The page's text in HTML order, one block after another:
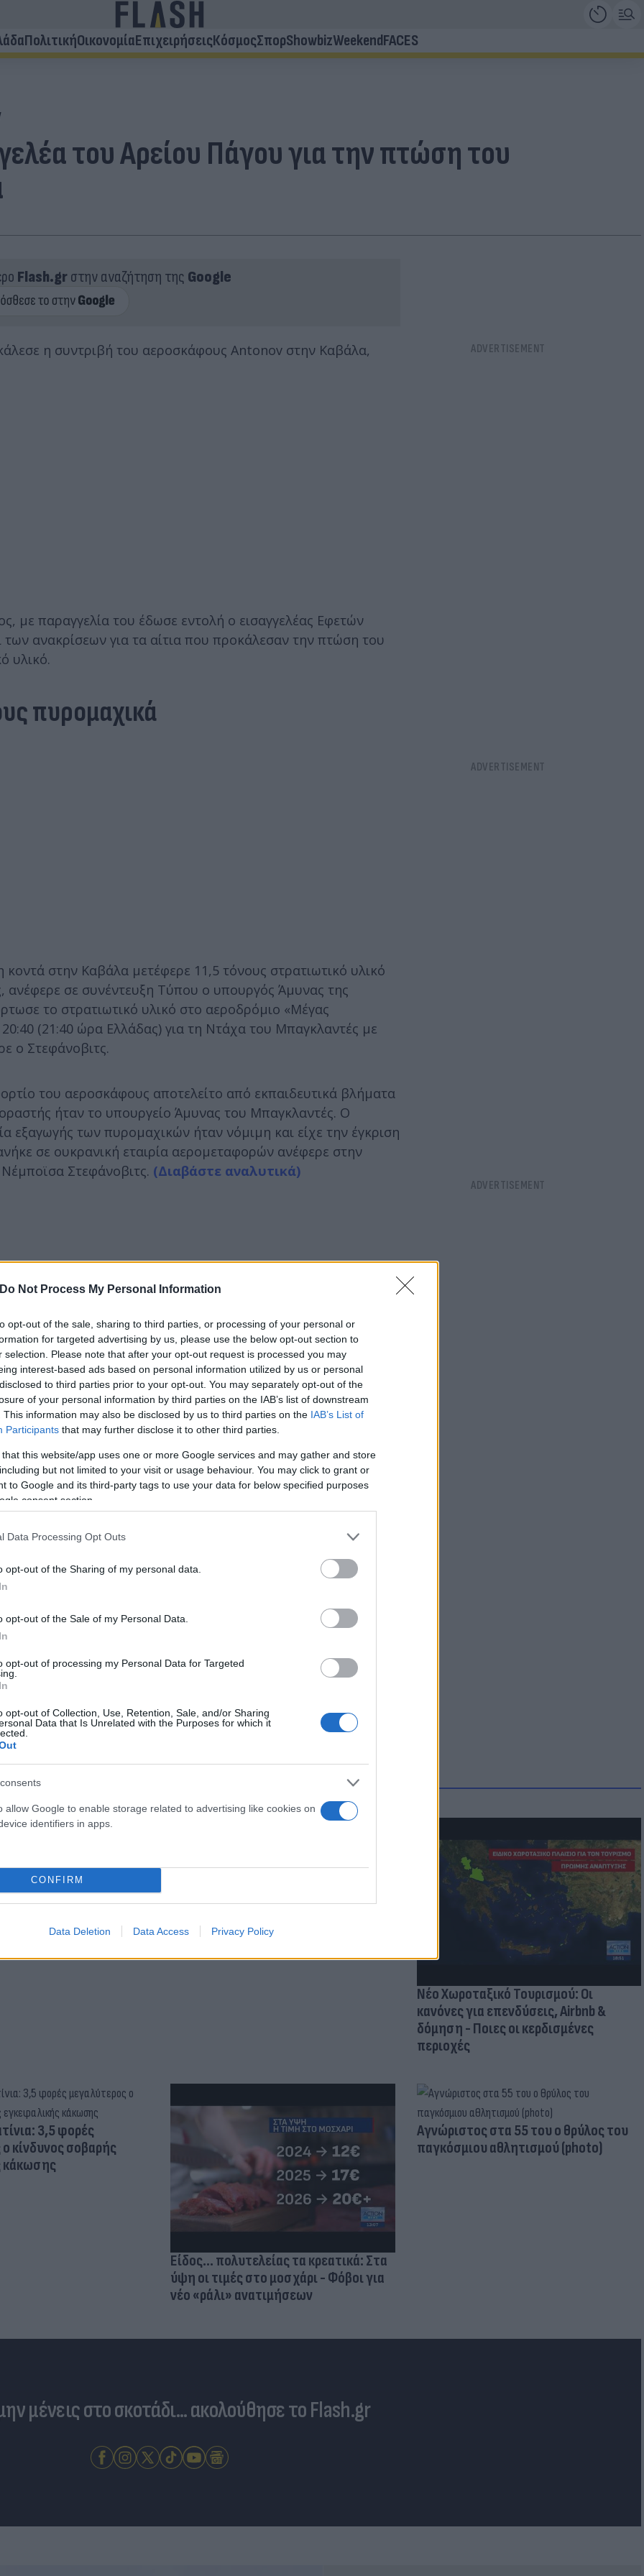
Do Not Process My Personal Information
opt-out of the sale, sharing to third parties, or processing of your personal or
for targeted advertising by us, please use the below opt-out section to
selection. Please note that after your opt-out request is processed you may
interest-based ads based on personal information utilized by us or personal
to third parties prior to your opt-out. You may separately opt-out of the
of your personal information by third parties on the IAB’s list of downstream
This information may also be disclosed by us to third parties on the IAB’s List of
Participants that may further disclose it to other third parties.
that this website/app uses one or more Google services and may gather and store
but not limited to your visit or usage behaviour. You may click to grant or
to Google and its third-party tags to use your data for below specified purposes
consent section.
Data Processing Opt Outs
opt-out of the Sharing of my personal data.
opt-out of the Sale of my Personal Data.
opt-out of processing my Personal Data for Targeted
opt-out of Collection, Use, Retention, Sale, and/or Sharing
Data that Is Unrelated with the Purposes for which it
allow Google to enable storage related to advertising like cookies on
identifiers in apps.
CONFIRM
Data Deletion Data Access Privacy Policy
ΠολιτικήΟικονομίαΕπιχειρήσειςΚόσμοςΣπορShowbizWeekendFACES
του Αρείου Πάγου για την πτώση του
Flash.grστην αναζήτηση της Google
η συντριβή του αεροσκάφους Antonov στην Καβάλα,
με παραγγελία του έδωσε εντολή ο εισαγγελέας Εφετών
ανακρίσεων για τα αίτια που προκάλεσαν την πτώση του
υλικό.
πυρομαχικά
στην Καβάλα μετέφερε 11,5 τόνους στρατιωτικό υλικό
ανέφερε σε συνέντευξη Τύπου ο υπουργός Άμυνας της
το στρατιωτικό υλικό στο αεροδρόμιο «Μέγας
(21:40 ώρα Ελλάδας) για τη Ντάχα του Μπαγκλαντές με
ο Στεφάνοβιτς.
του αεροσκάφους αποτελείτο από εκπαιδευτικά βλήματα
ήταν το υπουργείο Άμυνας του Μπαγκλαντές. Ο
εξαγωγής των πυρομαχικών ήταν νόμιμη και είχε την έγκριση
σε ουκρανική εταιρία αερομεταφορών ανέφερε στην
Στεφάνοβιτς. (Διαβάστε αναλυτικά)
Flash.grστην αναζήτηση τηςGoogle
Πάγος Antonov
υπήρξε ένας
να δώσει μια
τον γιο του
επιστήμονες ρίχνουν φως στις
Νέο Χωροταξικό Τουρισμού: Οι
κανόνες για επενδύσεις, Airbnb &
δόμηση - Ποιες οι κερδισμένες
περιοχές
3,5 φορές
κίνδυνος σοβαρής
κάκωσης
Είδος... πολυτελείας τα κρεατικά: Στα
ύψη οι τιμές στο μοσχάρι - Φόβοι για
νέο «ράλι» ανατιμήσεων
Aγνώριστος στα 55 του ο θρύλος του
παγκόσμιου αθλητισμού (photo)
μένεις στο σκοτάδι... ακολούθησε το Flash.gr